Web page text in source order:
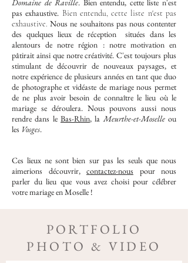
Domaine de Raville. Bien entendu, cette liste n'est
pas exhaustive. Bien entendu, cette liste n'est pas
exhaustive.Nous ne souhaitons pas nous contenter
des quelques lieux de réception situées dans les
alentours de notre région : notre motivation en
pâtirait ainsi que notre créativité. C'est toujours plus
stimulant de découvrir de nouveaux paysages, et
notre expérience de plusieurs années en tant que duo
de photographe et vidéaste de mariage nous permet
de ne plus avoir besoin de connaître le lieu où le
mariage se déroulera. Nous pouvons aussi nous
rendre dans le Bas-Rhin, laMeurthe-et-Moselleou
les Vosges.
Ces lieux ne sont bien sur pas les seuls que nous
aimerions découvrir, contactez-nous pour nous
parler du lieu que vous avez choisi pour célébrer
votre mariage en Moselle !
PORTFOLIO
PHOTO & VIDEO